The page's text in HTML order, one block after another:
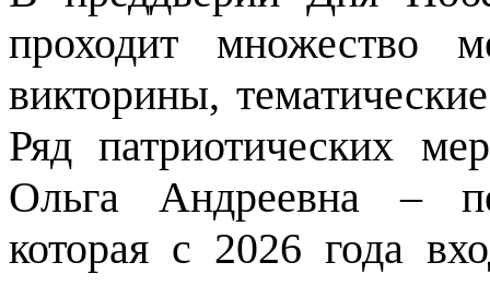
проходит множество
викторины,
Ряд патриотических
Ольга Андреевна –
которая с 2026 года